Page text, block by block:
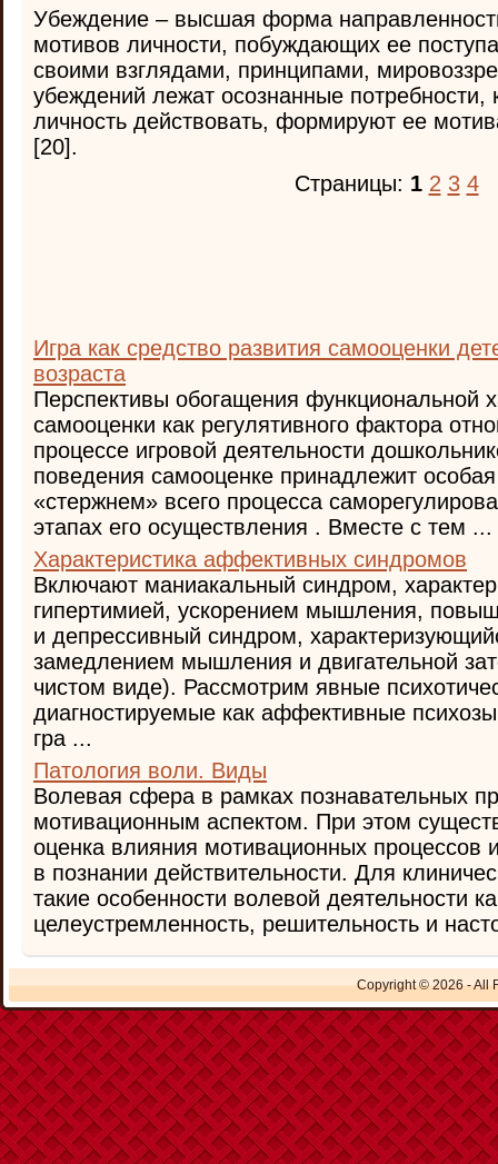
Убеждение – высшая форма
мотивов личности, побуждающих ее
своими взглядами, принципами,
убеждений лежат осознанные потребности,
личность действовать, формируют ее
[20].
Страницы: 1 2 3 4
Игра как средство развития самооценки
возраста
Перспективы обогащения функциональной
самооценки как регулятивного фактора
процессе игровой деятельности
поведения самооценке принадлежит
«стержнем» всего процесса
этапах его осуществления . Вместе с тем ...
Характеристика аффективных синдромов
Включают маниакальный синдром,
гипертимией, ускорением мышления,
и депрессивный синдром,
замедлением мышления и двигательной
чистом виде). Рассмотрим явные
диагностируемые как аффективные
гра ...
Патология воли. Виды
Волевая сфера в рамках познавательных
мотивационным аспектом. При этом
оценка влияния мотивационных процессов
в познании действительности. Для
такие особенности волевой деятельности
целеустремленность, решительность и
Copyright © 2026 - All